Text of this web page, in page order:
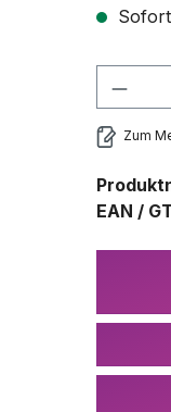
Zum
EAN /